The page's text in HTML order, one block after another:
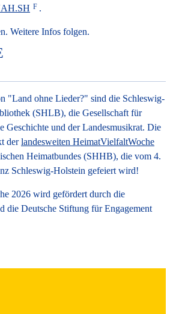
.
Weitere Infos folgen.
"Land ohne Lieder?" sind die Schleswig-
(SHLB), die Gesellschaft für
Geschichte und der Landesmusikrat. Die
derlandesweiten HeimatVielfaltWoche
Heimatbundes (SHHB), die vom 4.
Schleswig-Holstein gefeiert wird!
2026 wird gefördert durch die
die Deutsche Stiftung für Engagement